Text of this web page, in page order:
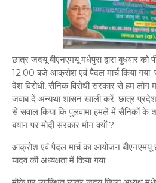
छात्र जदयू बीएनएमयू मधेपुरा द्वारा बुधवार
12:00 बजे आक्रोश एवं पैदल मार्च किया गया.
देश विरोधी, सैनिक विरोधी सरकार से हम लोग
जवाब दें अन्यथा शासन खाली करें. छात्र
से सवाल किया कि पुलवामा हमले में सैनिकों के
बयान पर मोदी सरकार मौन क्यों ?
आक्रोश एवं पैदल मार्च का आयोजन बीएनएमयू
यादव की अध्यक्षता में किया गया.